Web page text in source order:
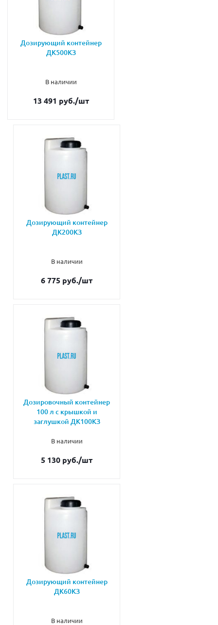
Дозирующий контейнер
ДК500КЗ
В наличии
13 491 руб./шт
Дозирующий контейнер
ДК200КЗ
В наличии
6 775 руб./шт
Дозировочный контейнер
100 л с крышкой и
заглушкой ДК100КЗ
В наличии
5 130 руб./шт
Дозирующий контейнер
ДК60КЗ
В наличии